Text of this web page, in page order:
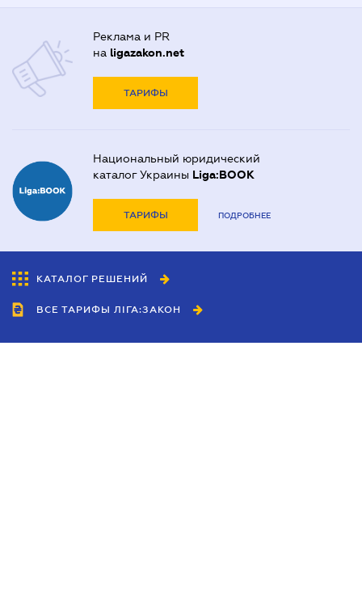
Реклама и PR
на ligazakon.net
ТАРИФЫ
Национальный юридический
каталог Украины Liga:BOOK
ТАРИФЫ ПОДРОБНЕЕ
КАТАЛОГ РЕШЕНИЙ
ВСЕ ТАРИФЫ ЛІГА:ЗАКОН